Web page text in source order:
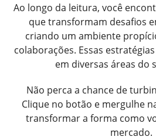
Ao longo da leitura, você
que transformam desafios
criando um ambiente
colaborações. Essas
em diversas áreas do
Não perca a chance de
Clique no botão e mergulhe
transformar a forma como
mercado.